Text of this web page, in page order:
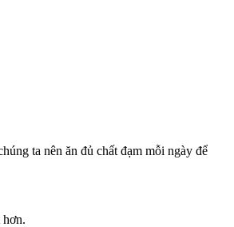
ta nên ăn đủ chất đạm mỗi ngày để
hơn.